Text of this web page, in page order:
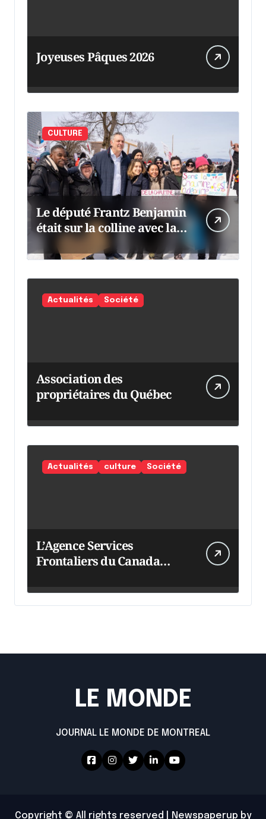
Joyeuses Pâques 2026
CULTURE
Le député Frantz Benjamin
était sur la colline avec la
chaumine
Actualités Société
Association des
propriétaires du Québec
Actualités culture Société
L’Agence Services
Frontaliers du Canada
LE MONDE
JOURNAL LE MONDE DE MONTREAL
Copyright © All rights reserved Newspaperup by